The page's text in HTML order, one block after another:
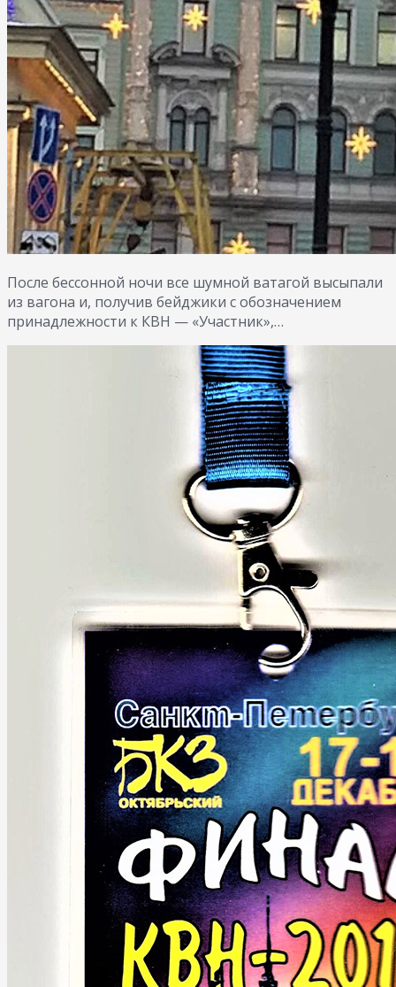
После бессонной ночи все шумной ватагой высыпали
из вагона и, получив бейджики с обозначением
принадлежности к КВН — «Участник»,…